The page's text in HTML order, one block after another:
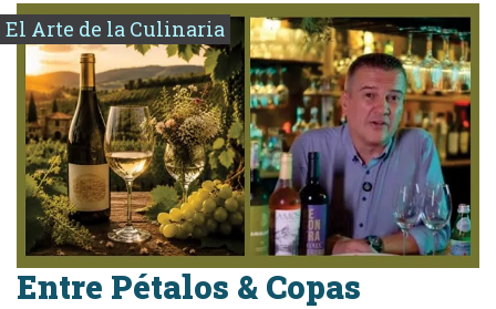
El Arte de la Culinaria
Entre Pétalos & Copas